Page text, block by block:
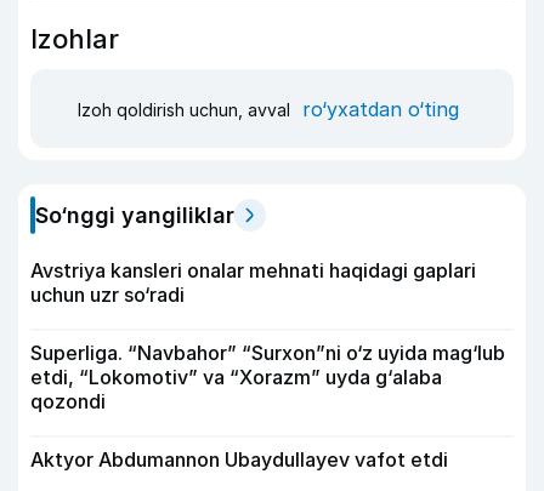
Izohlar
Izoh qoldirish uchun, avval ro‘yxatdan o‘ting
So‘nggi yangiliklar
Avstriya kansleri onalar mehnati haqidagi gaplari
uchun uzr so‘radi
Superliga. “Navbahor” “Surxon”ni o‘z uyida mag‘lub
etdi, “Lokomotiv” va “Xorazm” uyda g‘alaba
qozondi
Aktyor Abdu­mannon Ubaydullayev vafot etdi